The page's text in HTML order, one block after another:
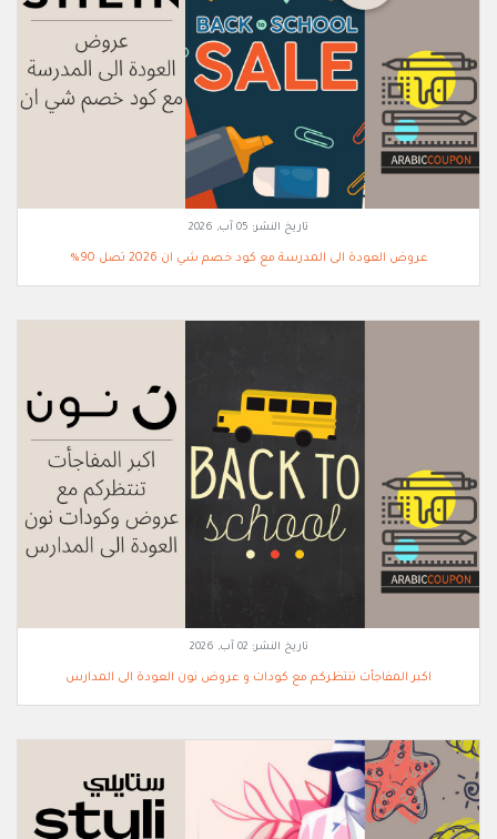
تاريخ النشر: 05 آب, 2026
عروض العودة الى المدرسة مع كود خصم شي ان 2026 تصل 90%
تاريخ النشر: 02 آب, 2026
اكبر المفاجأت تنتظركم مع كودات و عروض نون العودة الى المدارس